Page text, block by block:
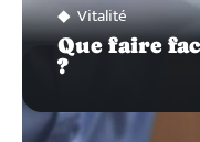
Vitalité
Que faire
?